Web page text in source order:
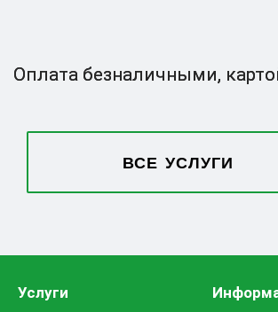
Оплата безналичными,
ВСЕ УСЛУГИ
Услуги